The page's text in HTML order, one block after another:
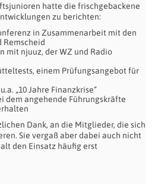
hatte die frischgebackene
zu berichten:
in Zusammenarbeit mit den
Remscheid
mit njuuz, der WZ und Radio
einem Prüfungsangebot für
„10 Jahre Finanzkrise“
dem angehende Führungskräfte
Dank, an die Mitglieder, die sich
Sie vergaß aber dabei auch nicht
den Einsatz häufig erst